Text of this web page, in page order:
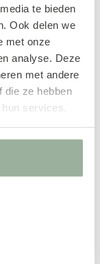
te bieden
Ook delen we
met onze
analyse. Deze
met andere
die ze hebben
services.